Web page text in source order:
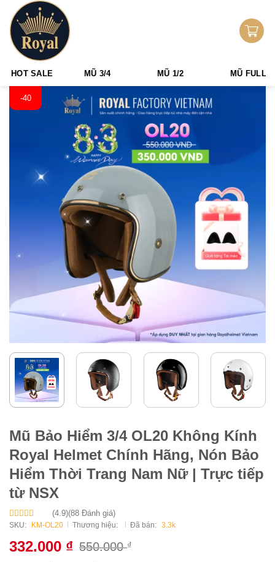
Skip
content
0
HOT SALE MŨ 3/4 MŨ 1/2 MŨ
-40
Mũ Bảo Hiểm 3/4 OL20 Không Kính
Royal Helmet Chính Hãng, Nón Bảo
Hiểm Thời Trang Nam Nữ | Trực tiếp
từ NSX
Được xếp
sao
(4.9)(88 Đánh giá)
SKU: KM-OL20 Thương hiệu: Đã bán: 3.3k
550.000₫
332.000 ₫